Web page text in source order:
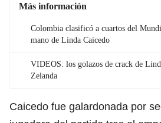
Más información
Colombia clasificó a cuartos del
mano de Linda Caicedo
VIDEOS: los golazos de crack de
Zelanda
Caicedo fue galardonada por